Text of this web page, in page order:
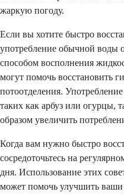
жаркую погоду.
Если вы хотите быстро
употребление обычной воды
способом восполнения
могут помочь восстановить
потоотделения.
таких как арбуз или огурцы,
образом увеличить
Когда вам нужно быстро
сосредоточьтесь на
дня. Использование этих
может помочь улучшить